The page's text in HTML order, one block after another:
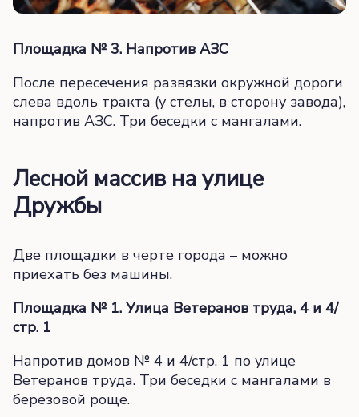
Площадка № 3. Напротив АЗС
После пересечения развязки окружной дороги
слева вдоль тракта (у стелы, в сторону завода),
напротив АЗС. Три беседки с мангалами.
Лесной массив на улице
Дружбы
Две площадки в черте города – можно
приехать без машины.
Площадка № 1. Улица Ветеранов труда, 4 и 4/
стр. 1
Напротив домов № 4 и 4/стр. 1 по улице
Ветеранов труда. Три беседки с мангалами в
березовой роще.